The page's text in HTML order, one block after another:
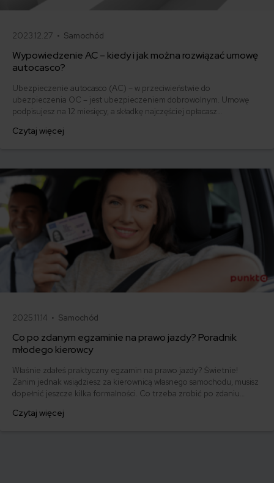
2023.12.27 • Samochód
Wypowiedzenie AC – kiedy i jak można rozwiązać umowę
autocasco?
Ubezpieczenie autocasco (AC) – w przeciwieństwie do
ubezpieczenia OC – jest ubezpieczeniem dobrowolnym. Umowę
podpisujesz na 12 miesięcy, a składkę najczęściej opłacasz
ofertę lub zdecydowałeś się sprzedać samochód w trakcie trwania
Czytaj więcej
2025.11.14 • Samochód
Co po zdanym egzaminie na prawo jazdy? Poradnik
młodego kierowcy
Właśnie zdałeś praktyczny egzamin na prawo jazdy? Świetnie!
Zanim jednak wsiądziesz za kierownicą własnego samochodu, musisz
dopełnić jeszcze kilka formalności. Co trzeba zrobić po zdaniu
którym szybko załatwisz sprawy urzędowe i będziesz mógł prowadzić
Czytaj więcej